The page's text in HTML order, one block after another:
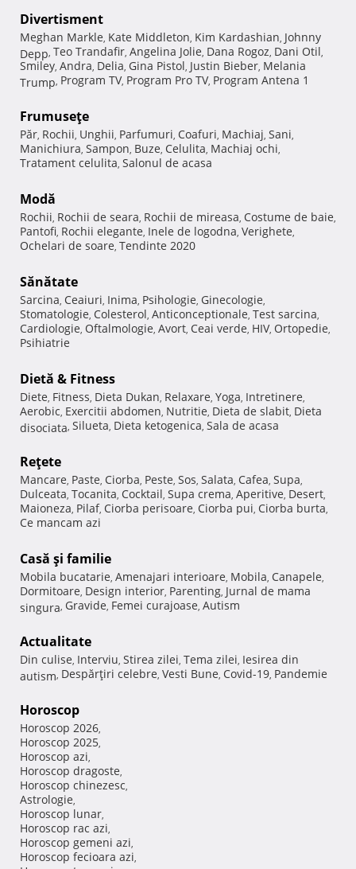
Divertisment
Meghan Markle, Kate Middleton, Kim Kardashian, Johnny
Depp, Teo Trandafir, Angelina Jolie, Dana Rogoz, Dani Otil,
Smiley, Andra, Delia, Gina Pistol, Justin Bieber, Melania
Trump, Program TV, Program Pro TV, Program Antena 1
Frumuseţe
Păr, Rochii, Unghii, Parfumuri, Coafuri, Machiaj, Sani,
Manichiura, Sampon, Buze, Celulita, Machiaj ochi,
Tratament celulita, Salonul de acasa
Modă
Rochii, Rochii de seara, Rochii de mireasa, Costume de baie,
Pantofi, Rochii elegante, Inele de logodna, Verighete,
Ochelari de soare, Tendinte 2020
Sănătate
Sarcina, Ceaiuri, Inima, Psihologie, Ginecologie,
Stomatologie, Colesterol, Anticonceptionale, Test sarcina,
Cardiologie, Oftalmologie, Avort, Ceai verde, HIV, Ortopedie,
Psihiatrie
Dietă & Fitness
Diete, Fitness, Dieta Dukan, Relaxare, Yoga, Intretinere,
Aerobic, Exercitii abdomen, Nutritie, Dieta de slabit, Dieta
disociata, Silueta, Dieta ketogenica, Sala de acasa
Reţete
Mancare, Paste, Ciorba, Peste, Sos, Salata, Cafea, Supa,
Dulceata, Tocanita, Cocktail, Supa crema, Aperitive, Desert,
Maioneza, Pilaf, Ciorba perisoare, Ciorba pui, Ciorba burta,
Ce mancam azi
Casă şi familie
Mobila bucatarie, Amenajari interioare, Mobila, Canapele,
Dormitoare, Design interior, Parenting, Jurnal de mama
singura, Gravide, Femei curajoase, Autism
Actualitate
Din culise, Interviu, Stirea zilei, Tema zilei, Iesirea din
autism, Despărţiri celebre, Vesti Bune, Covid-19, Pandemie
Horoscop
Horoscop 2026,
Horoscop 2025,
Horoscop azi,
Horoscop dragoste,
Horoscop chinezesc,
Astrologie,
Horoscop lunar,
Horoscop rac azi,
Horoscop gemeni azi,
Horoscop fecioara azi,